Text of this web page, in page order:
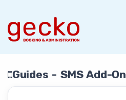
Guides - SMS Add-On